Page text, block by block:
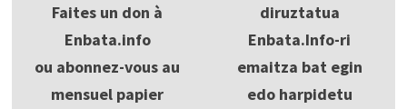
Faites un don à
Enbata.info
ou abonnez-vous au
mensuel papier
diruztatua
Enbata.Info-ri
emaitza bat egin
edo harpidetu